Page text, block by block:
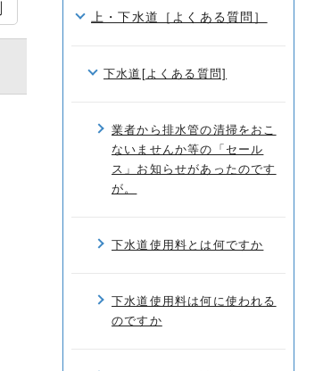
上・下水道［よくある質問］
下水道[よくある質問]
業者から排水管の清掃をおこ
ないませんか等の「セール
ス」お知らせがあったのです
が。
下水道使用料とは何ですか
下水道使用料は何に使われる
のですか